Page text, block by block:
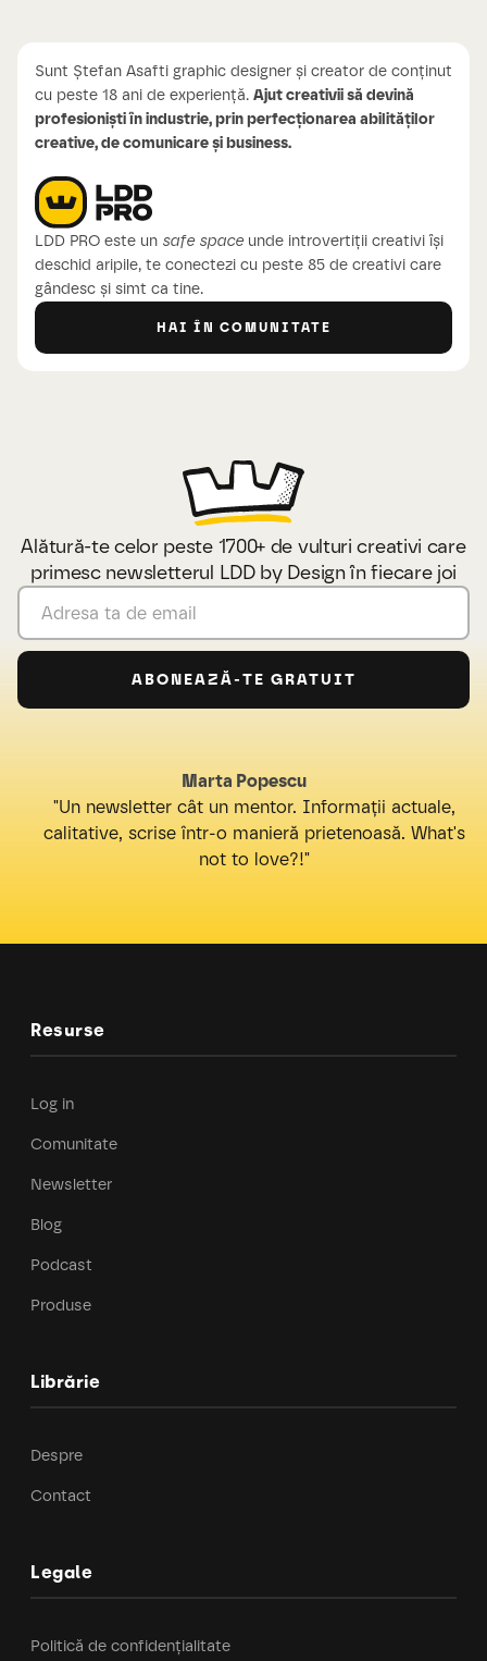
Sunt Ștefan Asafti graphic designer și creator de conținut
cu peste 18 ani de experiență. Ajut creativii să devină
profesioniști în industrie, prin perfecționarea abilităților
creative, de comunicare și business.
LDD PRO este un safe spaceunde introvertiții creativi își
deschid aripile, te conectezi cu peste 85 de creativi care
gândesc și simt ca tine.
HAI ÎN COMUNITATE
Alătură-te celor peste 1700+ de vulturi creativi care
primesc newsletterul LDD by Design în fiecare joi
Marta Popescu
"Un newsletter cât un mentor. Informații actuale,
calitative, scrise într-o manieră prietenoasă. What's
not to love?!"
Resurse
Log in
Comunitate
Newsletter
Blog
Podcast
Produse
Librărie
Despre
Contact
Legale
Politică de confidențialitate